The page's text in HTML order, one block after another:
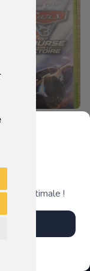
optimale !